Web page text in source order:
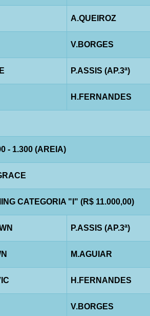
A.QUEIROZ
V.BORGES
P.ASSIS (AP.3ª)
H.FERNANDES
- 1.300 (AREIA)
CATEGORIA "I" (R$ 11.000,00)
P.ASSIS (AP.3ª)
M.AGUIAR
H.FERNANDES
V.BORGES